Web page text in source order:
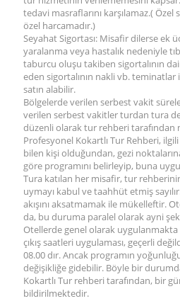
tedavi masraflarını karşılamaz.( Özel
özel harcamadır.)
Seyahat Sigortası: Misafir dilerse ek
yaralanma veya hastalık nedeniyle
taburcu oluşu takiben sigortalının
eden sigortalının nakli vb.
satın alabilir.
Bölgelerde verilen serbest vakit
verilen serbest vakitler turdan tura
düzenli olarak tur rehberi
Profesyonel Kokartlı Tur Rehberi,
bilen kişi olduğundan, gezi
göre programını belirleyip, buna
Tura katılan her misafir, tur
uymayı kabul ve taahhüt etmiş
akışını aksatmamak ile mükelleftir.
da, bu duruma paralel olarak ayni
Otellerde genel olarak uygulanmakta
çıkış saatleri uygulaması, geçerli
08.00 dır. Ancak programın
değişikliğe gidebilir. Böyle bir
Kokartlı Tur rehberi tarafından, bir
bildirilmektedir.